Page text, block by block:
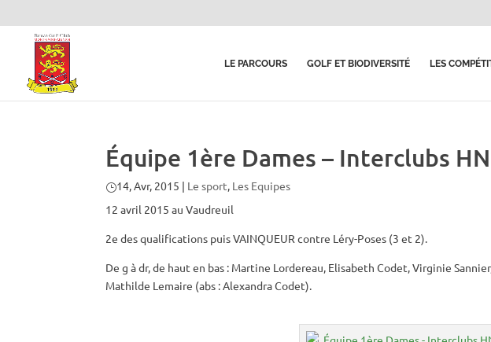
LE PARCOURS GOLF ET BIODIVERSITÉ LES
Équipe 1ère Dames – Interclubs
14, Avr, 2015 | Le sport, Les Equipes
12 avril 2015 au Vaudreuil
2e des qualifications puis VAINQUEUR contre Léry-Poses (3 et 2).
De g à dr, de haut en bas : Martine Lordereau, Elisabeth Codet, Virginie
Mathilde Lemaire (abs : Alexandra Codet).